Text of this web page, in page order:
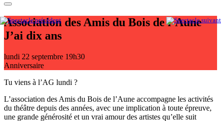
Association des Amis du Bois de l’Aune
J’ai dix ans
lundi 22 septembre 19h30
Anniversaire
Tu viens à l’AG lundi ?
L’association des Amis du Bois de l’Aune accompagne les activités
du théâtre depuis des années, avec une implication à toute épreuve,
une grande générosité et un vrai amour des artistes qu’elle suit